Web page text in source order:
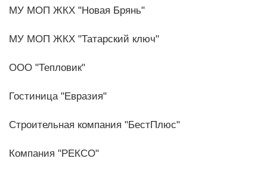
МУ МОП ЖКХ "Новая Брянь"
МУ МОП ЖКХ "Татарский ключ"
ООО "Тепловик"
Гостиница "Евразия"
Строительная компания "БестПлюс"
Компания "РЕКСО"